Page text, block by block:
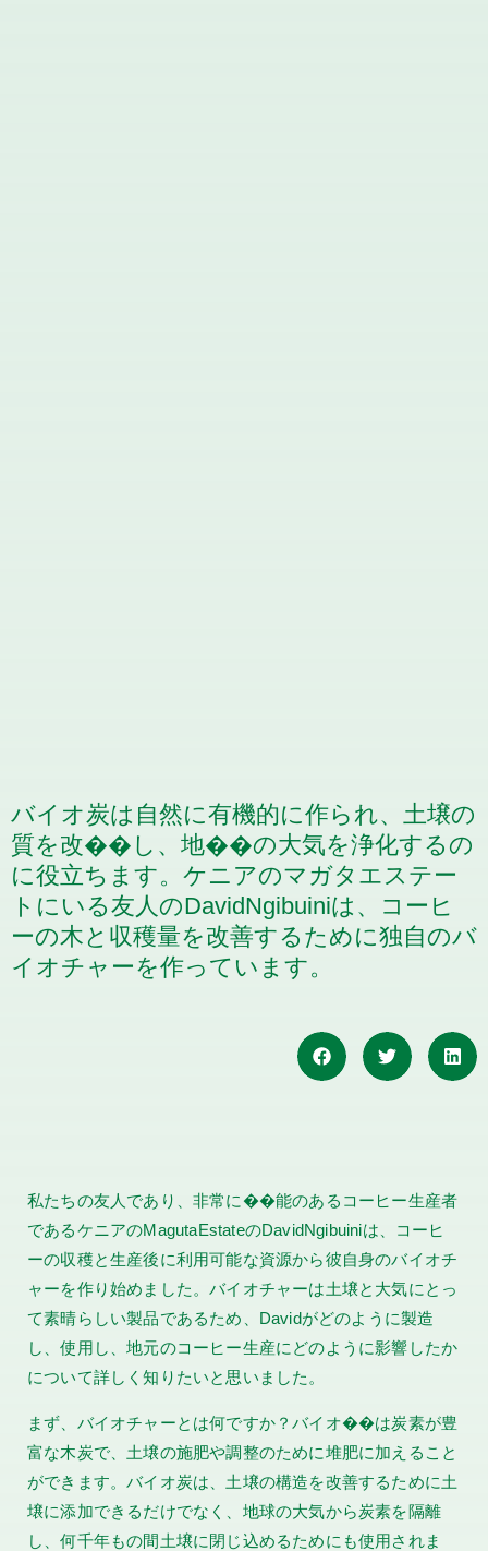
バイオ炭は自然に有機的に作られ、土壌の
質を改��し、地��の大気を浄化するの
に役立ちます。ケニアのマガタエステー
トにいる友人のDavidNgibuiniは、コーヒ
ーの木と収穫量を改善するために独自のバ
イオチャーを作っています。
私たちの友人であり、非常に��能のあるコーヒー生産者
であるケニアのMagutaEstateのDavidNgibuiniは、コーヒ
ーの収穫と生産後に利用可能な資源から彼自身のバイオチ
ャーを作り始めました。バイオチャーは土壌と大気にとっ
て素晴らしい製品であるため、Davidがどのように製造
し、使用し、地元のコーヒー生産にどのように影響したか
について詳しく知りたいと思いました。
まず、バイオチャーとは何ですか？バイオ��は炭素が豊
富な木炭で、土壌の施肥や調整のために堆肥に加えること
ができます。バイオ炭は、土壌の構造を改善するために土
壌に添加できるだけでなく、地球の大気から炭素を隔離
し、何千年もの間土壌に閉じ込めるためにも使用されま